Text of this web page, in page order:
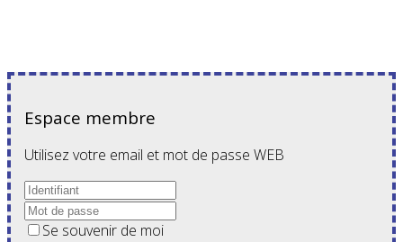
Espace membre
Utilisez votre email et mot de passe WEB
Se souvenir de moi